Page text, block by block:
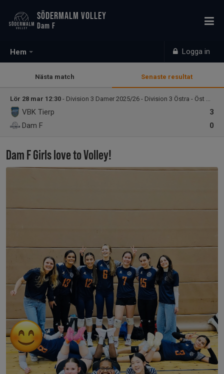
Hem Logga in
SÖDERMALM VOLLEY
Dam F
Nästa match Senaste resultat
Lör 28 mar 12:30 - Division 3 Damer 2025/26 - Division 3 Östra - Öst Damer
3
VBK Tierp
0
Dam F
Dam F Girls love to Volley!